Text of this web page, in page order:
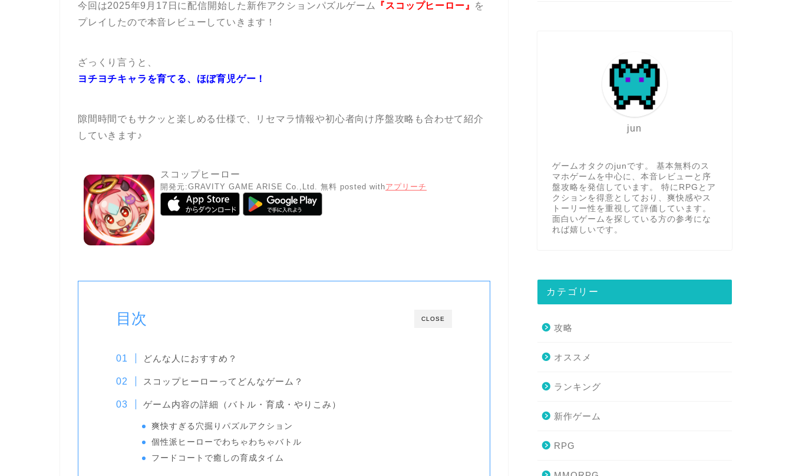
今回は2025年9月17日に配信開始した新作アクションパズルゲーム 『スコップヒーロー』 を
プレイしたので本音レビューしていきます！
ざっくり言うと、
ヨチヨチキャラを育てる、ほぼ育児ゲー！
隙間時間でもサクッと楽しめる仕様で、リセマラ情報や初心者向け序盤攻略も合わせて紹介
していきます♪
スコップヒーロー
開発元:GRAVITY GAME ARISE Co.,Ltd. 無料 posted withアプリーチ
CLOSE
目次
どんな人におすすめ？
スコップヒーローってどんなゲーム？
ゲーム内容の詳細（バトル・育成・やりこみ）
爽快すぎる穴掘りパズルアクション
個性派ヒーローでわちゃわちゃバトル
フードコートで癒しの育成タイム
jun
ゲームオタクのjunです。 基本無料のス
マホゲームを中心に、本音レビューと序
盤攻略を発信しています。 特にRPGとア
クションを得意としており、爽快感やス
トーリー性を重視して評価しています。
面白いゲームを探している方の参考にな
れば嬉しいです。
カテゴリー
攻略
オススメ
ランキング
新作ゲーム
RPG